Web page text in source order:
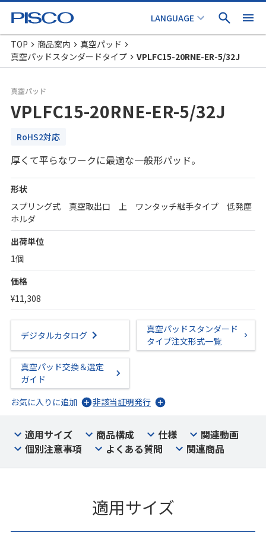
TOP 商品案内
真空パッド
真空パッドスタンダードタイプ
VPLFC15-20RNE-ER-5/32J
真空パッド
VPLFC15-20RNE-ER-5/32J
RoHS2対応
厚くて平らなワークに最適な一般形パッド。
形状
スプリング式 真空取出口 上 ワンタッチ継手タイプ 低発塵
ホルダ
出荷単位
1個
価格
¥11,308
デジタルカタログ
真空パッドスタンダード
タイプ注文形式一覧
真空パッド交換＆選定
ガイド
お気に入りに追加
非該当証明発行
適用サイズ 商品構成 仕様
関連動画
個別注意事項
よくある質問 関連商品
適用サイズ